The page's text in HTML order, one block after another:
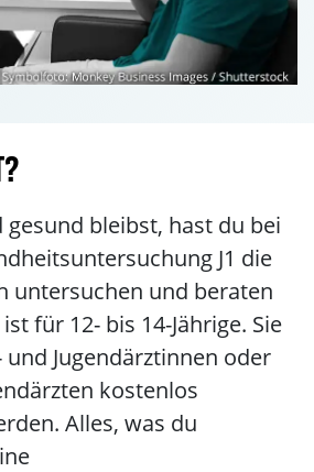
bleibst, hast du bei
J1 die
untersuchen und beraten
für 12- bis 14-Jährige. Sie
Jugendärztinnen oder
kostenlos
Alles, was du